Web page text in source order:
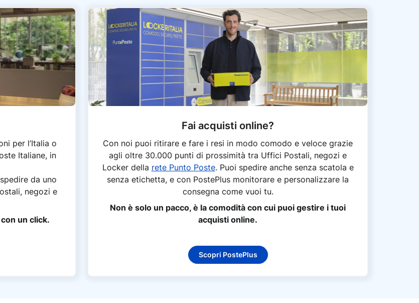
per l’Italia o
Italiane, in
da uno
negozi e
un click.
Fai acquisti online?
Con noi puoi ritirare e fare i resi in modo comodo e veloce grazie
agli oltre 30.000 punti di prossimità tra Uffici Postali, negozi e
Locker della rete Punto Poste. Puoi spedire anche senza scatola e
senza etichetta, e con PostePlus monitorare e personalizzare la
consegna come vuoi tu.
Non è solo un pacco, è la comodità con cui puoi gestire i tuoi
acquisti online.
Scopri PostePlus